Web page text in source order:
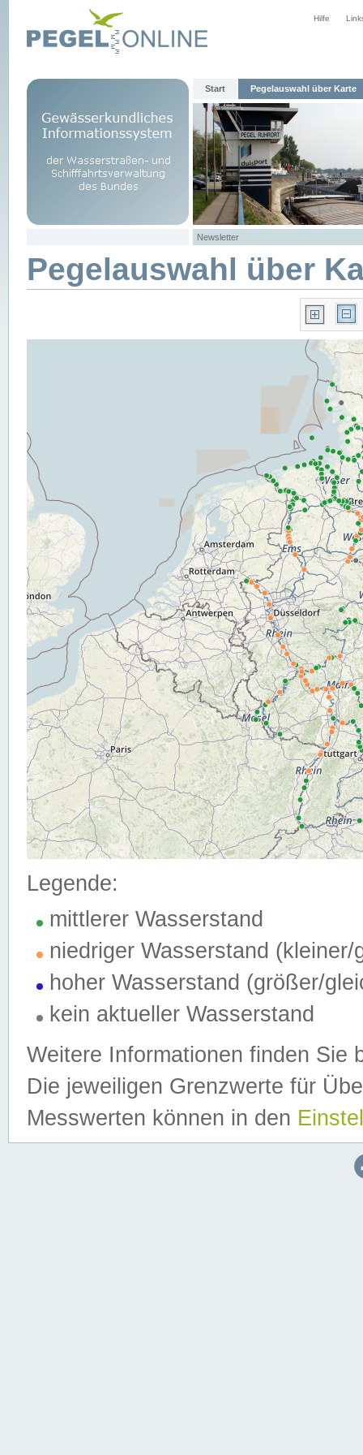
Hilfe
Start Pegelauswahl über Karte
Newsletter
Pegelauswahl über
Legende:
mittlerer Wasserstand
niedriger Wasserstand (kleiner/
hoher Wasserstand (größer/
kein aktueller Wasserstand
Weitere Informationen finden Sie
Die jeweiligen Grenzwerte für
Messwerten können in den